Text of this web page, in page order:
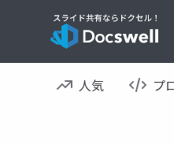
人気 プ